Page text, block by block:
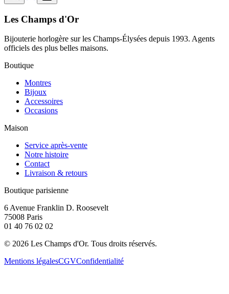
Les Champs d'Or
Bijouterie horlogère sur les Champs-Élysées depuis 1993. Agents
officiels des plus belles maisons.
Boutique
Montres
Bijoux
Accessoires
Occasions
Maison
Service après-vente
Notre histoire
Contact
Livraison & retours
Boutique parisienne
6 Avenue Franklin D. Roosevelt
75008 Paris
01 40 76 02 02
© 2026 Les Champs d'Or. Tous droits réservés.
Mentions légalesCGVConfidentialité